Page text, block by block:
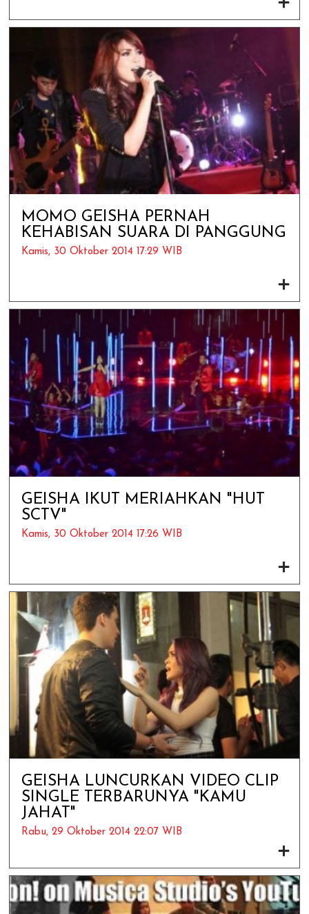
MOMO GEISHA PERNAH
KEHABISAN SUARA DI PANGGUNG
Kamis, 30 Oktober 2014 17:29 WIB
GEISHA IKUT MERIAHKAN "HUT
SCTV"
Kamis, 30 Oktober 2014 17:26 WIB
GEISHA LUNCURKAN VIDEO CLIP
SINGLE TERBARUNYA "KAMU
JAHAT"
Rabu, 29 Oktober 2014 22:07 WIB